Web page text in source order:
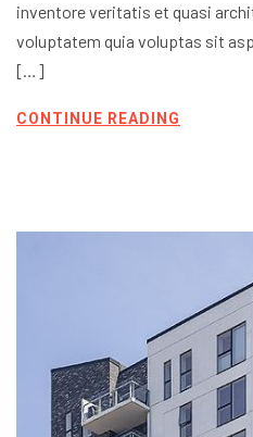
inventore veritatis et quasi
voluptatem quia voluptas sit
[…]
CONTINUE READING